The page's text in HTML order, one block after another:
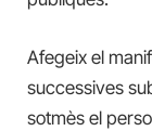
Afegeix el
successives
sotmès el